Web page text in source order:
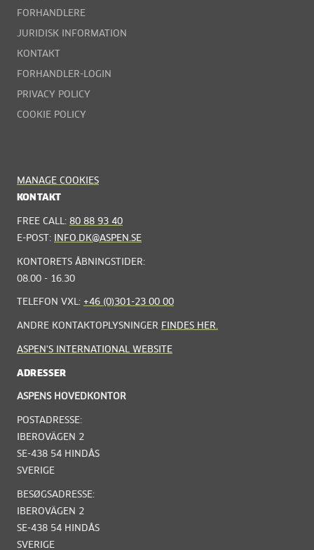
FORHANDLERE
JURIDISK INFORMATION
KONTAKT
FORHANDLER-LOGIN
PRIVACY POLICY
COOKIE POLICY
MANAGE COOKIES
KONTAKT
FREE CALL: 80 88 93 40
E-POST:
INFO.DK@ASPEN.SE
KONTORETS ÅBNINGSTIDER:
08.00 - 16.30
TELEFON VXL: +46 (0)301-23 00 00
ANDRE KONTAKTOPLYSNINGER FINDES HER.
ASPEN'S INTERNATIONAL WEBSITE
ADRESSER
ASPENS HOVEDKONTOR
POSTADRESSE:
IBEROVÄGEN 2
SE-438 54 HINDÅS
SVERIGE
BESØGSADRESSE:
IBEROVÄGEN 2
SE-438 54 HINDÅS
SVERIGE